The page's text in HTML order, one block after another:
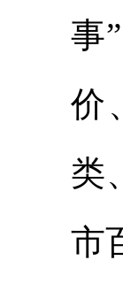
事
价
类
市